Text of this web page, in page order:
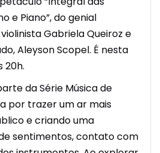
e Piano”, do genial
Gabriela Queiroz e
Aleyson Scopel. É nesta
20h.
da Série Música de
por trazer um ar mais
e criando uma
sentimentos, contato com